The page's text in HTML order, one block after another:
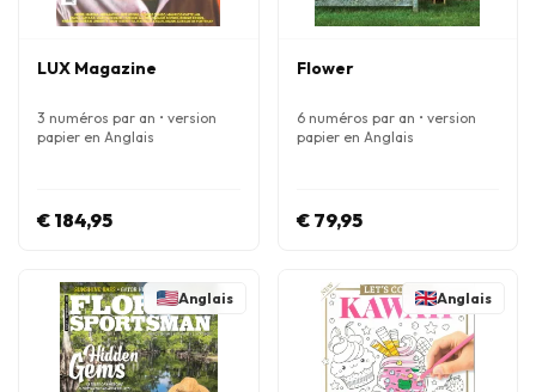
LUX Magazine
3 numéros par an • version
papier en Anglais
€ 184,95
Flower
6 numéros par an • version
papier en Anglais
€ 79,95
Anglais Anglais